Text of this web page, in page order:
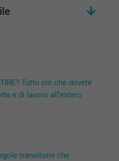
Tutto ciò che dovete
e di lavoro all’estero
transitorie che